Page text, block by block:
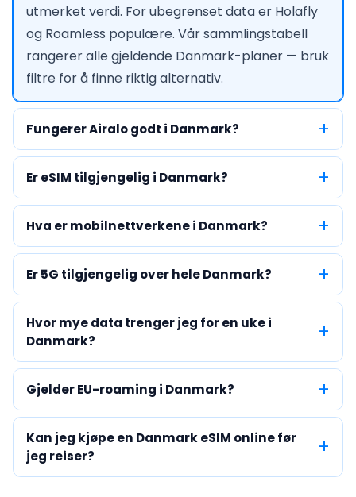
utmerket verdi. For ubegrenset data er Holafly
og Roamless populære. Vår sammlingstabell
rangerer alle gjeldende Danmark-planer — bruk
filtre for å finne riktig alternativ.
Fungerer Airalo godt i Danmark?
Er eSIM tilgjengelig i Danmark?
Hva er mobilnettverkene i Danmark?
Er 5G tilgjengelig over hele Danmark?
Hvor mye data trenger jeg for en uke i
Danmark?
Gjelder EU-roaming i Danmark?
Kan jeg kjøpe en Danmark eSIM online før
jeg reiser?